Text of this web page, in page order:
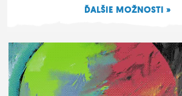
ĎALŠIE MOŽNOSTI »